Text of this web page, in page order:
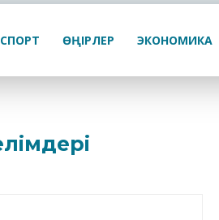
СПОРТ ӨҢІРЛЕР ЭКОНОМИКА